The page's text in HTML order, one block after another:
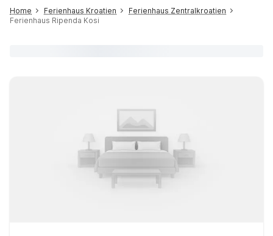
Home Ferienhaus Kroatien
Ferienhaus Zentralkroatien
Ferienhaus Ripenda Kosi